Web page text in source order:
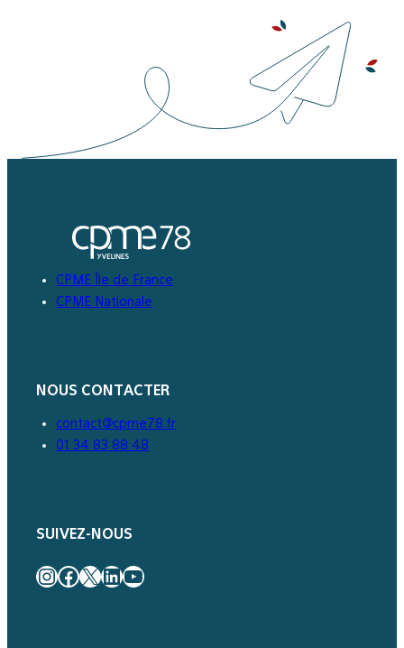
CPME Île de France
CPME Nationale
NOUS CONTACTER
contact@cpme78.fr
01 34 83 88 48
SUIVEZ-NOUS
Instagram
Facebook
X LinkedIn
YouTube